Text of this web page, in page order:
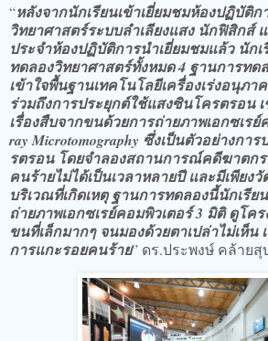
“หลังจากนักเรียนเข้าเยี่ยมชมห้องปฏิบัติ
วิทยาศาสตร์ระบบลำเลียงแสง นักฟิสิกส์
ประจำห้องปฏิบัติการนำเยี่ยมชมแล้ว นักเ
ทดลองวิทยาศาสตร์ทั้งหมด 4 ฐานการทด
เข้าใจพื้นฐานเทคโนโลยีเครื่องเร่งอนุภ
ร่วมถึงการประยุกต์ใช้แสงซินโครตรอน
เรื่องสืบจากขนด้วยการถ่ายภาพเอกซเรย์
ray Microtomography ซึ่งเป็นตัวอย่างกา
รตรอน โดยจำลองสถานการณ์คดีฆาตก
คนร้ายไม่ได้เป็นเวลาหลายปี และมีเพียง
บริเวณที่เกิดเหตุ ฐานการทดลองนี้นักเรีย
ถ่ายภาพเอกซเรย์คอมพิวเตอร์ 3 มิติ ดูโค
ขนที่เล็กมากๆ จนมองด้วยตาเปล่าไม่เห็น
การแกะรอยคนร้าย” ดร.ประพงษ์ คล้าย